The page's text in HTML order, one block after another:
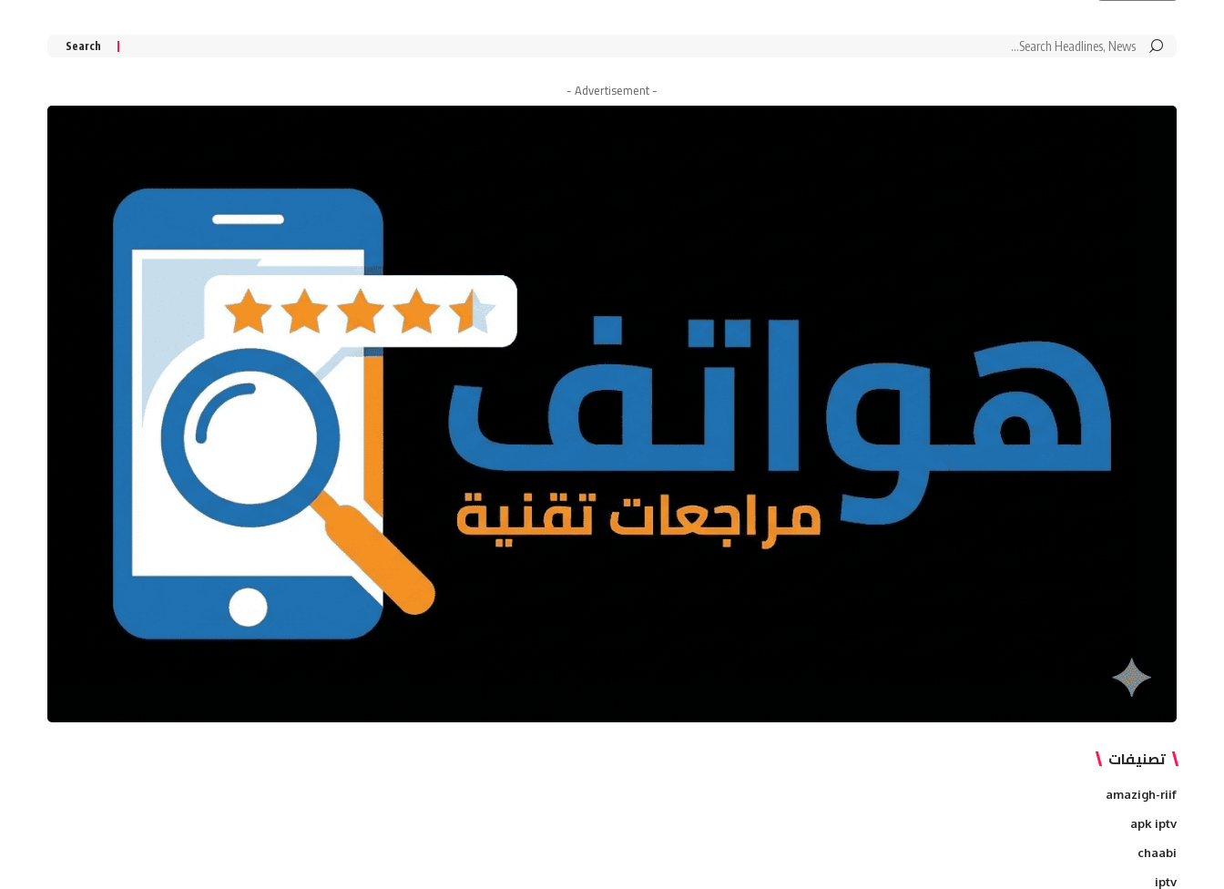
Search
- Advertisement -
تصنيفات
amazigh-riif
apk iptv
chaabi
iptv